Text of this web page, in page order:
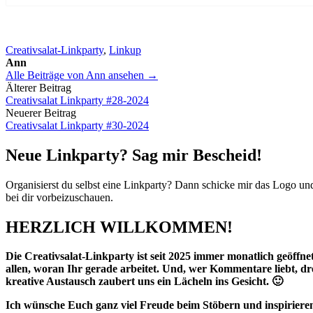
Creativsalat-Linkparty, Linkup
Ann
Alle Beiträge von Ann ansehen →
Beitrags-
Navigation
Älterer Beitrag
Creativsalat Linkparty #28-2024
Neuerer Beitrag
Creativsalat Linkparty #30-2024
Neue Linkparty? Sag mir Bescheid!
Organisierst du selbst eine Linkparty? Dann schicke mir das Logo
bei dir vorbeizuschauen.
HERZLICH WILLKOMMEN!
Die Creativsalat-Linkparty ist seit 2025 immer monatlich
allen, woran Ihr gerade arbeitet. Und, wer Kommentare liebt,
kreative Austausch zaubert uns ein Lächeln ins Gesicht. 🙂
Ich wünsche Euch ganz viel Freude beim Stöbern und